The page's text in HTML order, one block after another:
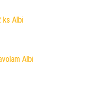
ks Albi
599 Kč.
Albi
119 Kč.